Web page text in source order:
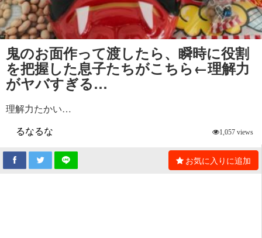
鬼のお面作って渡したら、瞬時に役割
を把握した息子たちがこちら←理解力
がヤバすぎる…
理解力たかい…
るなるな
1,057 views
お気に入りに追加